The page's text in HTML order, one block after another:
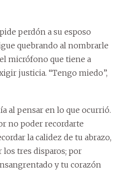
perdón a su esposo
quebrando al nombrarle
micrófono que tiene a
justicia. “Tengo miedo”,
al pensar en lo que ocurrió.
no poder recordarte
la calidez de tu abrazo,
los tres disparos; por
y tu corazón